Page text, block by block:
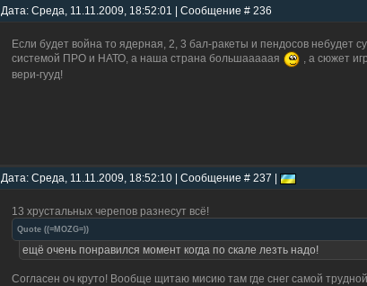
Дата: Среда, 11.11.2009, 18:52:01 | Сообщение # 236
Если будет война то ядерная, 2, 3 бал-ракеты и пендосов небудет
системой ПРО и НАТО, а наша страна большааааая
, а сюжет
вери-гууд!
Дата: Среда, 11.11.2009, 18:52:10 | Сообщение # 237 |
13 хрустальных черепов разнесут всё!
Quote ((=MOZG=))
ещё очень понравился момент когда по скале лезть надо!
Согласен оч круто! Вообще щитаю мисию там где снег самой